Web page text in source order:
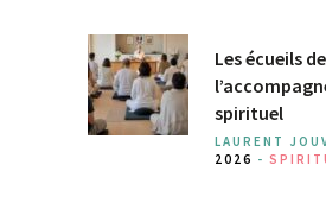
Les écueils de
spirituel
LAURENT
2026 -